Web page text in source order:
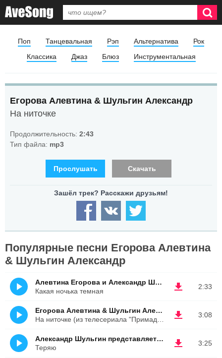
Поп Танцевальная Рэп Альтернатива
Рок
Классика
Джаз Блюз Инструментальная
Егорова Алевтина & Шульгин Александр
На ниточке
Продолжительность: 2:43
Тип файла: mp3
Прослушать Скачать
Популярные песни Егорова Алевтина
& Шульгин Александр
2:33
Алевтина Егорова и Александр Шульгин
Какая ночька темная
3:08
Егорова Алевтина & Шульгин Александр
3:25
Александр Шульгин представляет Алевтину Егорову
Теряю